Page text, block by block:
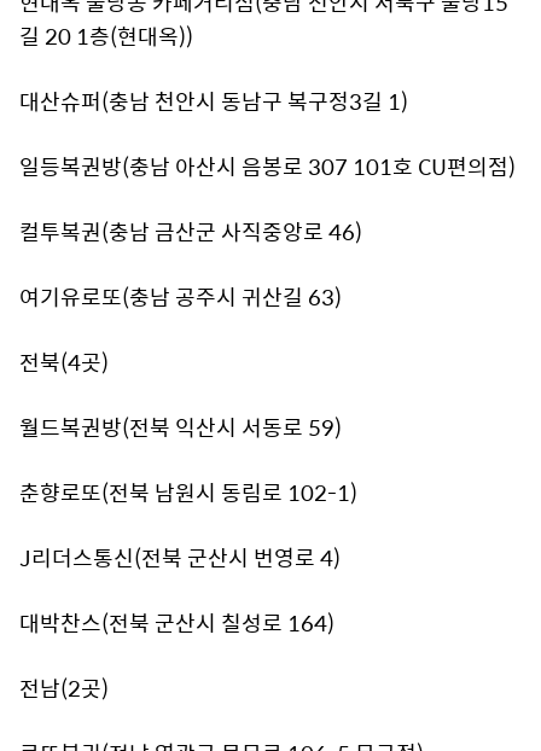
길 20 1층(현대옥))
대산슈퍼(충남 천안시 동남구 복구정3길 1)
일등복권방(충남 아산시 음봉로 307 101호 CU편의점)
컬투복권(충남 금산군 사직중앙로 46)
여기유로또(충남 공주시 귀산길 63)
전북(4곳)
월드복권방(전북 익산시 서동로 59)
춘향로또(전북 남원시 동림로 102-1)
J리더스통신(전북 군산시 번영로 4)
대박찬스(전북 군산시 칠성로 164)
전남(2곳)